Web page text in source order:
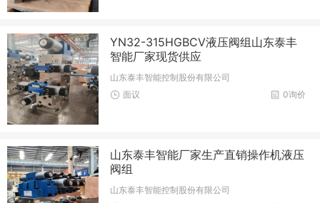
YN32-315HGBCV液压阀组山东泰丰
智能厂家现货供应
山东泰丰智能控制股份有限公司
0询价
面议
山东泰丰智能厂家生产直销操作机液压
阀组
山东泰丰智能控制股份有限公司